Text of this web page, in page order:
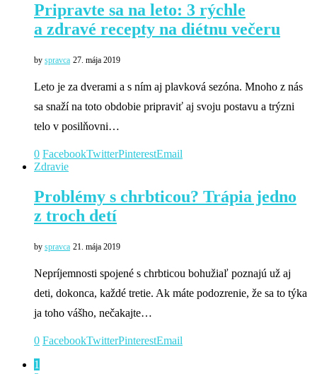
Pripravte sa na leto: 3 rýchle
a zdravé recepty na diétnu večeru
by spravca 27. mája 2019
Leto je za dverami a s ním aj plavková sezóna. Mnoho z nás
sa snaží na toto obdobie pripraviť aj svoju postavu a trýzni
telo v posilňovni…
0 FacebookTwitterPinterestEmail
Zdravie
Problémy s chrbticou? Trápia jedno
z troch detí
by spravca 21. mája 2019
Nepríjemnosti spojené s chrbticou bohužiaľ poznajú už aj
deti, dokonca, každé tretie. Ak máte podozrenie, že sa to týka
ja toho vášho, nečakajte…
0 FacebookTwitterPinterestEmail
1